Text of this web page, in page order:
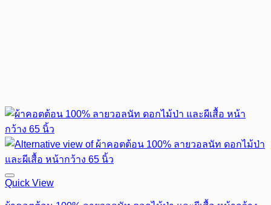
Quick View